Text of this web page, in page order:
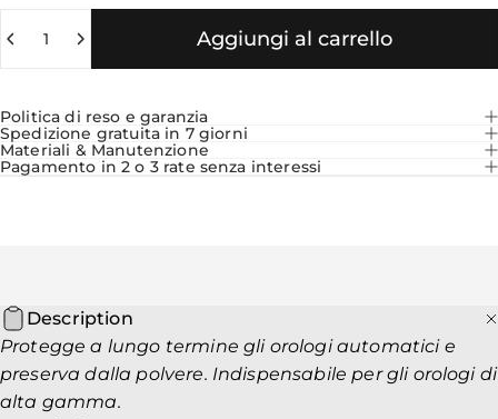
Aggiungi al carrello
Politica di reso e garanzia
Spedizione gratuita in 7 giorni
Materiali & Manutenzione
Pagamento in 2 o 3 rate senza interessi
Description
Protegge a lungo termine gli orologi automatici e
preserva dalla polvere. Indispensabile per gli orologi di
alta gamma.